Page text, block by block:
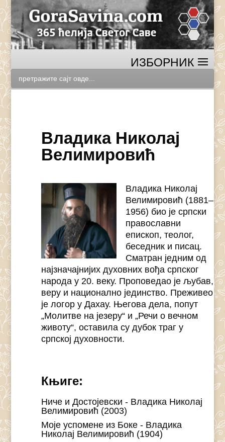
Владика Николај
Велимировић
Владика Николај
Велимировић (1881–
1956) био је српски
православни
епископ, теолог,
беседник и писац.
Сматран једним од
најзначајнијих духовних вођа српског
народа у 20. веку. Проповедао је љубав,
веру и национално јединство. Преживео
је логор у Дахау. Његова дела, попут
„Молитве на језеру“ и „Речи о вечном
животу“, оставила су дубок траг у
српској духовности.
Књиге:
Ниче и Достојевски - Владика Николај
Велимировић (2003)
Моје успомене из Боке - Владика
Николај Велимировић (1904)